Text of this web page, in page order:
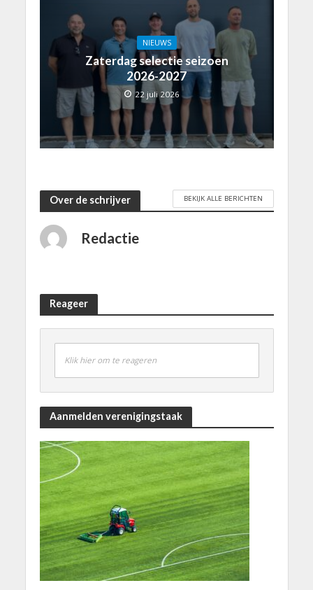
NIEUWS
Zaterdag selectie seizoen
2026-2027
22 juli 2026
Over de schrijver BEKIJK ALLE BERICHTEN
Redactie
Reageer
Klik hier om te reageren
Aanmelden verenigingstaak